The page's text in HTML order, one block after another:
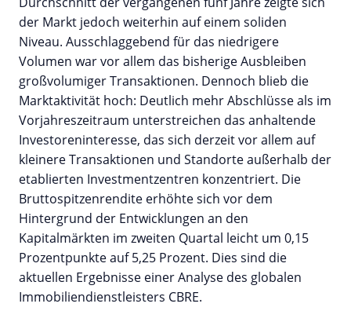
der Markt jedoch weiterhin auf einem soliden
Niveau. Ausschlaggebend für das niedrigere
Volumen war vor allem das bisherige Ausbleiben
großvolumiger Transaktionen. Dennoch blieb die
Marktaktivität hoch: Deutlich mehr Abschlüsse als im
Vorjahreszeitraum unterstreichen das anhaltende
Investoreninteresse, das sich derzeit vor allem auf
kleinere Transaktionen und Standorte außerhalb der
etablierten Investmentzentren konzentriert. Die
Bruttospitzenrendite erhöhte sich vor dem
Hintergrund der Entwicklungen an den
Kapitalmärkten im zweiten Quartal leicht um 0,15
Prozentpunkte auf 5,25 Prozent. Dies sind die
aktuellen Ergebnisse einer Analyse des globalen
Immobiliendienstleisters CBRE.